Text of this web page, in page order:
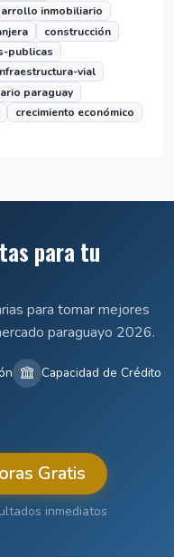
inmobiliario
construcción
publicas
vial
paraguay
crecimiento económico
para tu
para tomar mejores
paraguayo 2026.
Capacidad de Crédito
Gratis
inmediatos